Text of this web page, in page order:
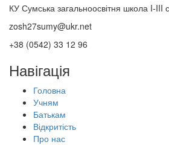
КУ Сумська загальноосвітня школа I-III
zosh27sumy@ukr.net
+38 (0542) 33 12 96
Навігація
Головна
Учням
Батькам
Відкритість
Про нас